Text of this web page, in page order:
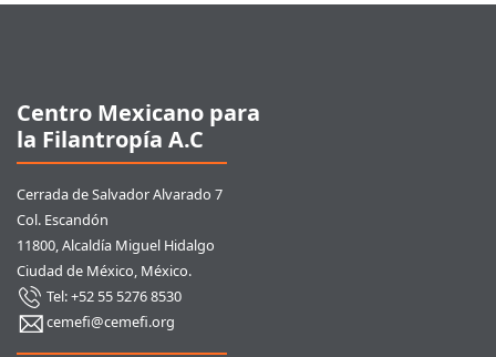
Centro Mexicano para
la Filantropía A.C
Cerrada de Salvador Alvarado 7
Col. Escandón
11800, Alcaldía Miguel Hidalgo
Ciudad de México, México.
Tel: +52 55 5276 8530
cemefi@cemefi.org